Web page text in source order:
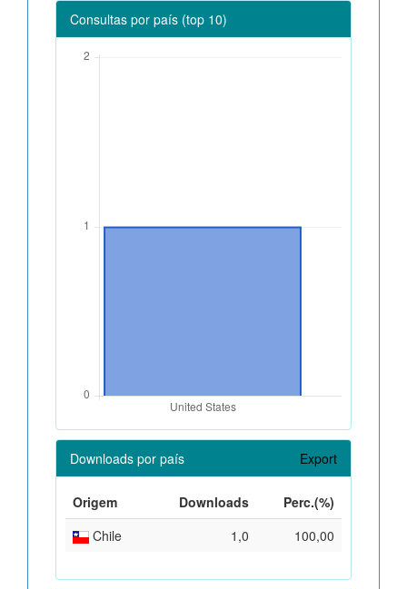
Consultas por país (top 10)
Downloads por país Export
Origem Downloads
Perc.(%)
Chile
1,0 100,00